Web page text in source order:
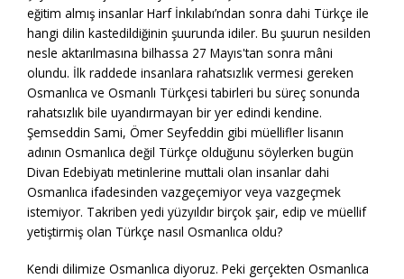
eğitim almış insanlar Harf İnkılabı’ndan sonra dahi Türkçe ile
hangi dilin kastedildiğinin şuurunda idiler. Bu şuurun nesilden
nesle aktarılmasına bilhassa 27 Mayıs'tan sonra mâni
olundu. İlk raddede insanlara rahatsızlık vermesi gereken
Osmanlıca ve Osmanlı Türkçesi tabirleri bu süreç sonunda
rahatsızlık bile uyandırmayan bir yer edindi kendine.
Şemseddin Sami, Ömer Seyfeddin gibi müellifler lisanın
adının Osmanlıca değil Türkçe olduğunu söylerken bugün
Divan Edebiyatı metinlerine muttali olan insanlar dahi
Osmanlıca ifadesinden vazgeçemiyor veya vazgeçmek
istemiyor. Takriben yedi yüzyıldır birçok şair, edip ve müellif
yetiştirmiş olan Türkçe nasıl Osmanlıca oldu?
Kendi dilimize Osmanlıca diyoruz. Peki gerçekten Osmanlıca